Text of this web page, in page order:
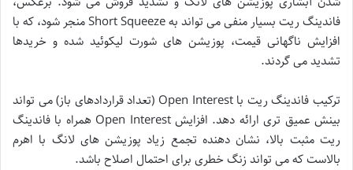
فاندینگ ریت بسیار منفی می تواند به Short Squeeze منجر شود، که با
افزایش ناگهانی قیمت، پوزیشن های شورت لیکوئید شده و خریدها
تشدید می گردند.
ترکیب فاندینگ ریت با Open Interest (تعداد قراردادهای باز) می تواند
بینش عمیق تری ارائه دهد. افزایش Open Interest همراه با فاندینگ
ریت مثبت بالا، نشان دهنده تجمع زیاد پوزیشن های لانگ با اهرم
بالاست که می تواند زنگ خطری برای احتمال اصلاح باشد.